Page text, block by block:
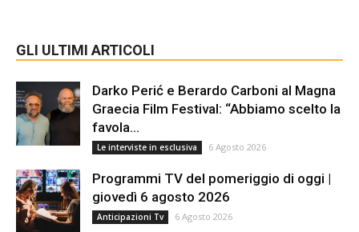
GLI ULTIMI ARTICOLI
Darko Perić e Berardo Carboni al Magna
Graecia Film Festival: “Abbiamo scelto la
favola...
Le interviste in esclusiva 6 Agosto 2026
Programmi TV del pomeriggio di oggi |
giovedì 6 agosto 2026
Anticipazioni Tv 6 Agosto 2026